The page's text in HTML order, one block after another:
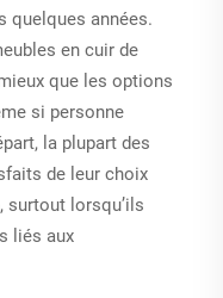
quelques années.
en cuir de
que les options
si personne
la plupart des
de leur choix
surtout lorsqu’ils
liés aux